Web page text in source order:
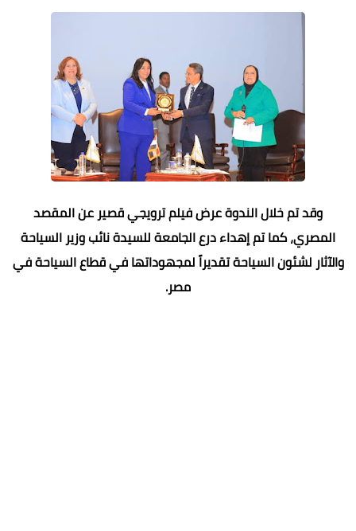
وقد تم خلال الندوة عرض فيلم ترويجي قصير عن المقصد
المصري، كما تم إهداء درع الجامعة للسيدة نائب وزير السياحة
والآثار لشئون السياحة تقديراً لمجهوداتها في قطاع السياحة في
مصر.